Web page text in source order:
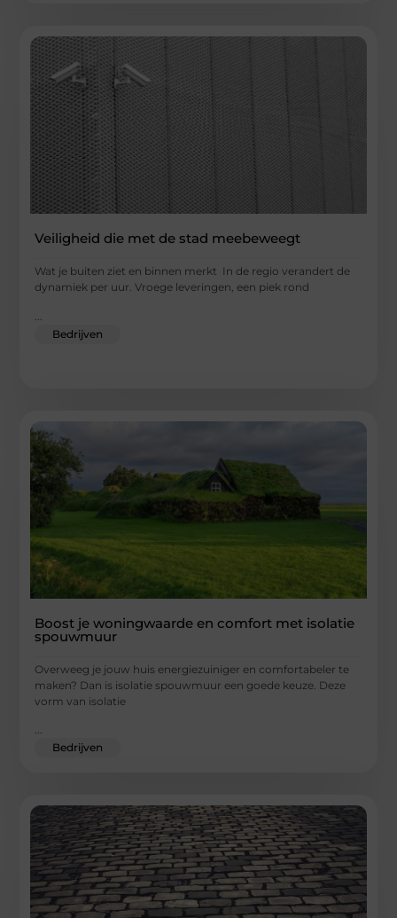
Veiligheid die met de stad meebeweegt
Wat je buiten ziet en binnen merkt In de regio verandert de
dynamiek per uur. Vroege leveringen, een piek rond
Bedrijven
Boost je woningwaarde en comfort met isolatie
spouwmuur
Overweeg je jouw huis energiezuiniger en comfortabeler te
maken? Dan is isolatie spouwmuur een goede keuze. Deze
vorm van isolatie
...
Bedrijven